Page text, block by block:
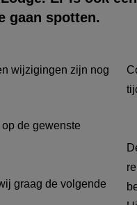
gaan spotten.
wijzigingen zijn nog
de gewenste
graag de volgende